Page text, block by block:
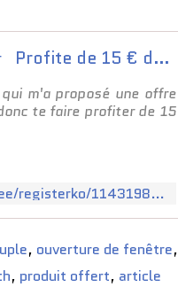
Profite de 15 € de réduction chez Passage du désir
m'a proposé une offre
te faire profiter de 15
https://passagedudesir.mention-me.com/me/referee/registerko/114319851/410082073/er/27c5d061013a821d3ee7f0aa89261c979114a097/ol/cw
, ouverture de fenêtre,
, produit offert, article